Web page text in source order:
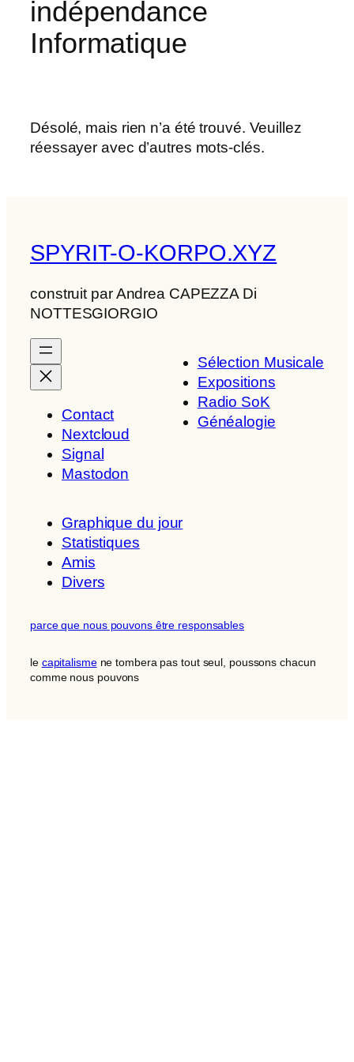
indépendance
Informatique
Désolé, mais rien n’a été trouvé. Veuillez
réessayer avec d’autres mots-clés.
SPYRIT-O-KORPO.XYZ
construit par Andrea CAPEZZA Di
NOTTESGIORGIO
Contact
Nextcloud
Signal
Mastodon
Sélection Musicale
Expositions
Radio SoK
Généalogie
Graphique du jour
Statistiques
Amis
Divers
parce que nous pouvons être responsables
le capitalismene tombera pas tout seul, poussons chacun
comme nous pouvons